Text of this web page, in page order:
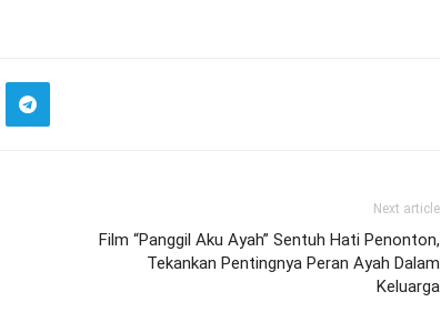
Next article
Film “Panggil Aku Ayah” Sentuh Hati Penonton,
Tekankan Pentingnya Peran Ayah Dalam
Keluarga